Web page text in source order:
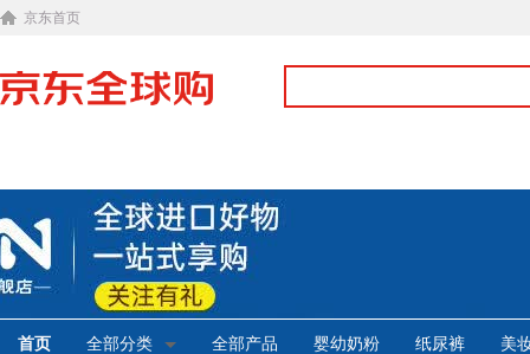
京东首页
首页 全部分类 全部产品 婴幼奶粉 纸尿裤 美